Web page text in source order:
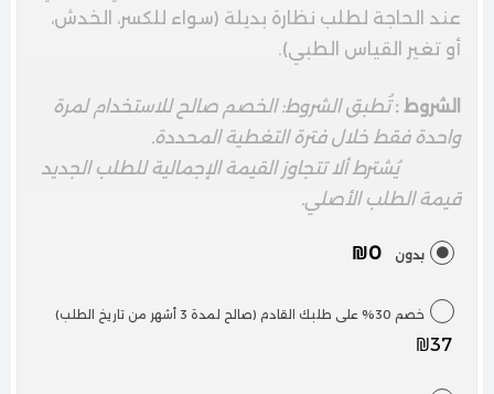
عند الحاجة لطلب نظارة بديلة (سواء للكسر، الخدش،
أو تغير القياس الطبي).
الشروط : تُطبق الشروط: الخصم صالح للاستخدام لمرة
واحدة فقط خلال فترة التغطية المحددة.
يُشترط ألا تتجاوز القيمة الإجمالية للطلب الجديد
قيمة الطلب الأصلي.
بدون ₪0
خصم 30% على طلبك القادم (صالح لمدة 3 أشهر من تاريخ الطلب)
₪37